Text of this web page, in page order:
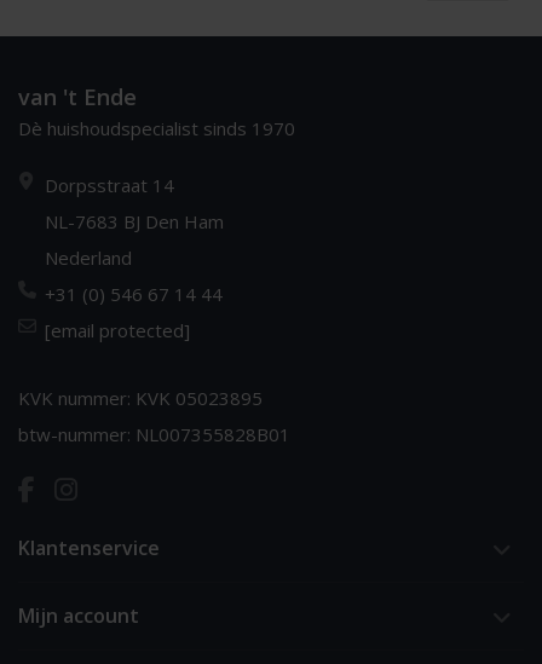
van 't Ende
Dè huishoudspecialist sinds 1970
Dorpsstraat 14
NL-7683 BJ Den Ham
Nederland
+31 (0) 546 67 14 44
[email protected]
KVK nummer: KVK 05023895
btw-nummer: NL007355828B01
Klantenservice
Mijn account